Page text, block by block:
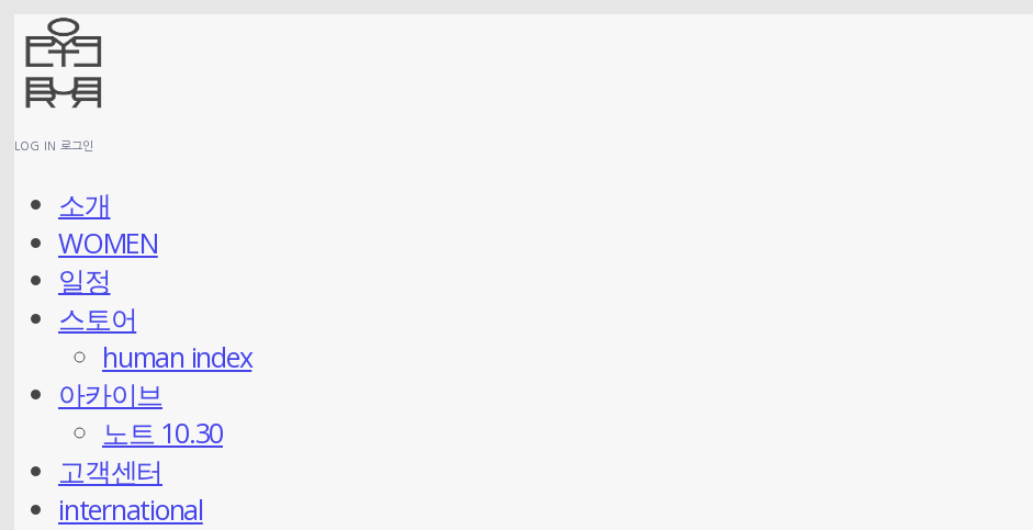
LOG IN 로그인
소개
WOMEN
일정
스토어
human index
아카이브
노트 10.30
고객센터
international